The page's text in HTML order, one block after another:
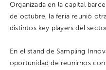
Organizada en la capital
de octubre, la feria reunió
distintos key players del
En el stand de Sampling
oportunidad de reunirnos